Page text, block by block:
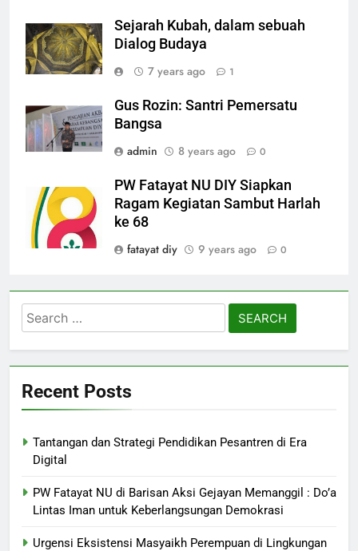
Sejarah Kubah, dalam sebuah
Dialog Budaya
7 years ago
1
Gus Rozin: Santri Pemersatu
Bangsa
admin
8 years ago 0
PW Fatayat NU DIY Siapkan
Ragam Kegiatan Sambut Harlah
ke 68
fatayat diy
9 years ago 0
Search
for:
Recent Posts
Tantangan dan Strategi Pendidikan Pesantren di Era
Digital
PW Fatayat NU di Barisan Aksi Gejayan Memanggil : Do’a
Lintas Iman untuk Keberlangsungan Demokrasi
Urgensi Eksistensi Masyaikh Perempuan di Lingkungan